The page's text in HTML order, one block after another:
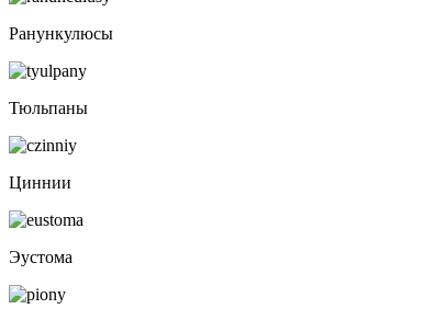
Ранункулюсы
Тюльпаны
Циннии
Эустома